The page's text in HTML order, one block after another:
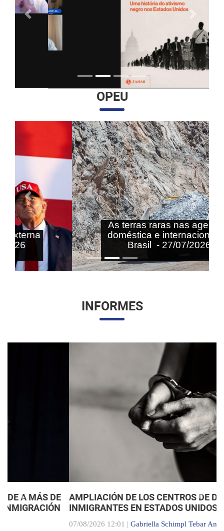
Anterior
OPEU
As terras raras nas agendas
doméstica e internacional do
Brasil - 27/07/2026
Anterior Próximo
INFORMES
AMPLIACIÓN DE LOS CENTROS DE DETENCIÓN DE
INMIGRANTES EN ESTADOS UNIDOS
Gabriella Schimpl Tebar Anunciação
Anterior